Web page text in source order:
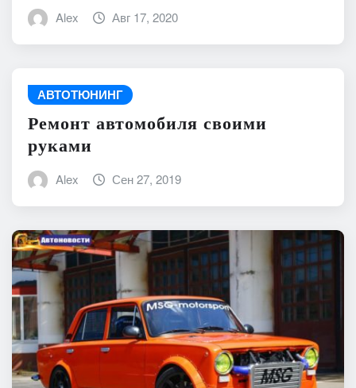
Alex Авг 17, 2020
АВТОТЮНИНГ
Ремонт автомобиля своими
руками
Alex Сен 27, 2019